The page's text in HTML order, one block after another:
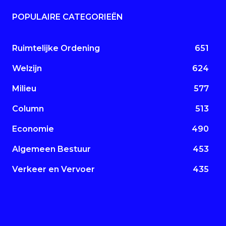
POPULAIRE CATEGORIEËN
Ruimtelijke Ordening 651
Welzijn 624
Milieu 577
Column 513
Economie 490
Algemeen Bestuur 453
Verkeer en Vervoer 435